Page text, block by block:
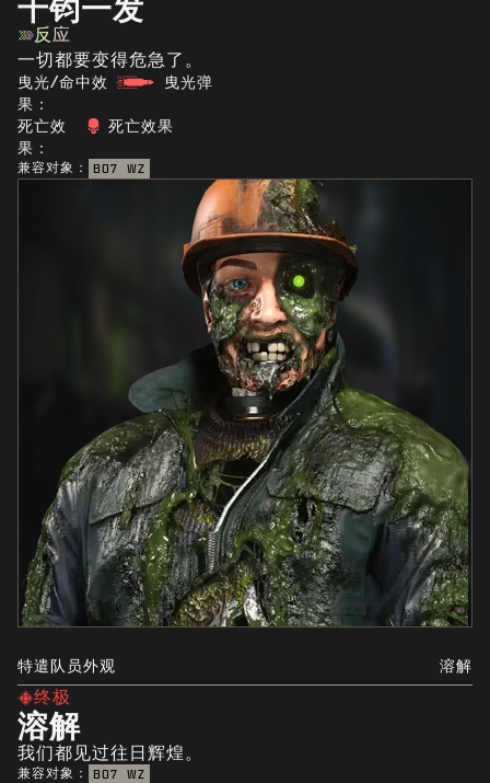
千钧一发
反应
一切都要变得危急了。
曳光/命中效
果：
曳光弹
死亡效
果：
死亡效果
兼容对象： BO7 WZ
特遣队员外观 溶解
终极
溶解
我们都见过往日辉煌。
兼容对象： BO7 WZ